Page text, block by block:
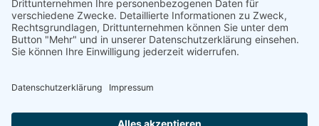
Vorname
Nachname
E-Mail-Adresse